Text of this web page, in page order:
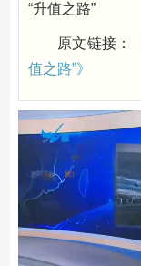
“升值之路”
原文链接：
值之路”》
视
播
放
器